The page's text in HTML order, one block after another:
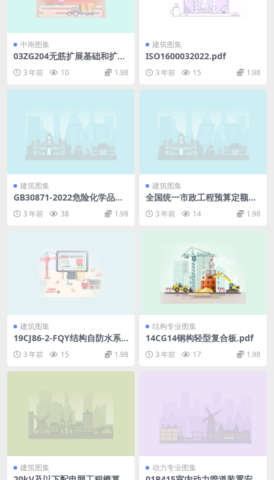
中南图集
03ZG204无筋扩展基础和扩展
3 年前 10 1.98
建筑图集
ISO1600032022.pdf
3 年前 15 1.98
建筑图集
GB30871-2022危险化学品企
3 年前 38 1.98
建筑图集
全国统一市政工程预算定额第
3 年前 14 1.98
建筑图集
19CJ86-2-FQY结构自防水系
3 年前 15 1.98
结构专业图集
14CG14钢构轻型复合板.pdf
3 年前 17 1.98
建筑图集 动力专业图集